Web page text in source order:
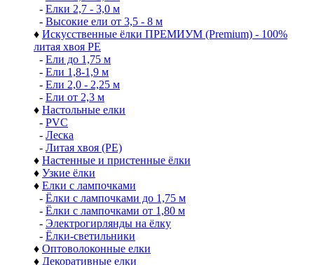
- Елки 2,7 - 3,0 м
- Высокие ели от 3,5 - 8 м
♦ Искусственные ёлки ПРЕМИУМ (Premium) - 100%
литая хвоя РЕ
- Ели до 1,75 м
- Ели 1,8-1,9 м
- Ели 2,0 - 2,25 м
- Ели от 2,3 м
♦ Настольные елки
- PVC
- Леска
- Литая хвоя (РЕ)
♦ Настенные и пристенные ёлки
♦ Узкие ёлки
♦ Елки с лампочками
- Ёлки с лампочками до 1,75 м
- Ёлки с лампочками от 1,80 м
- Электрогирлянды на ёлку
- Ёлки-светильники
♦ Оптоволоконные елки
♦ Декоративные елки